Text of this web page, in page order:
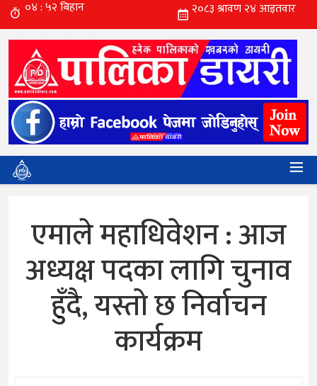
एमाले महाधिवेशन : आज
अध्यक्ष पदका लागि चुनाव
हुँदै, यस्तो छ निर्वाचन
कार्यक्रम